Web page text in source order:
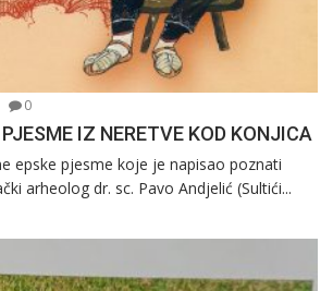
0
IZ NERETVE KOD KONJICA
epske pjesme koje je napisao poznati
arheolog dr. sc. Pavo Andjelić (Sultići...